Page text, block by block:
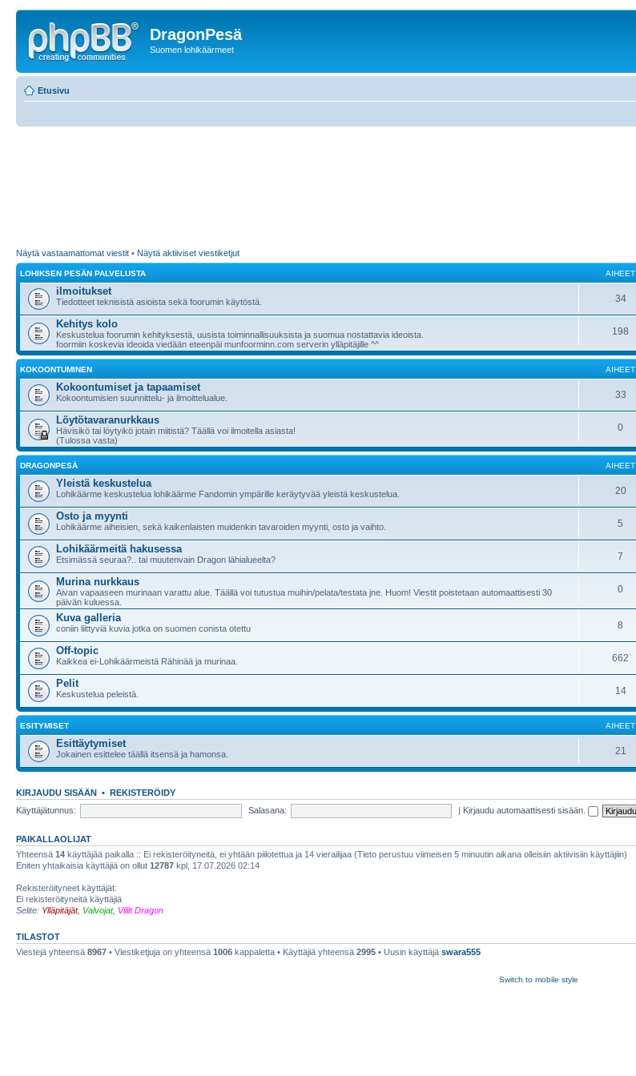
DragonPesä
Suomen lohikäärmeet
Etusivu
Näytä vastaamattomat viestit • Näytä aktiiviset viestiketjut
LOHIKSEN PESÄN PALVELUSTA AIHEET
ilmoitukset
Tiedotteet teknisistä asioista sekä foorumin käytöstä. 34
Kehitys kolo
Keskustelua foorumin kehityksestä, uusista toiminnallisuuksista ja suomua nostattavia ideoista.
foormiin koskevia ideoida viedään eteenpäi munfoorminn.com serverin ylläpitäjille ^^
198
KOKOONTUMINEN AIHEET
Kokoontumiset ja tapaamiset
Kokoontumisien suunnittelu- ja ilmoittelualue. 33
Löytötavaranurkkaus
Hävisikö tai löytyikö jotain miitistä? Täällä voi ilmoitella asiasta!
(Tulossa vasta)
0
DRAGONPESÄ AIHEET
Yleistä keskustelua
Lohikäärme keskustelua lohikäärme Fandomin ympärille keräytyvää yleistä keskustelua. 20
Osto ja myynti
Lohikäärme aiheisien, sekä kaikenlaisten muidenkin tavaroiden myynti, osto ja vaihto. 5
Lohikäärmeitä hakusessa
Etsimässä seuraa?.. tai muutenvain Dragon lähialueelta? 7
Murina nurkkaus
Aivan vapaaseen murinaan varattu alue. Täällä voi tutustua muihin/pelata/testata jne. Huom! Viestit poistetaan automaattisesti 30
päivän kuluessa.
0
Kuva galleria
coniin liittyviä kuvia jotka on suomen conista otettu 8
Off-topic
Kaikkea ei-Lohikäärmeistä Rähinää ja murinaa. 662
Pelit
Keskustelua peleistä. 14
ESITYMISET AIHEET
Esittäytymiset
Jokainen esittelee täällä itsensä ja hamonsa. 21
KIRJAUDU SISÄÄN • REKISTERÖIDY
Käyttäjätunnus:
Salasana: | Kirjaudu automaattisesti sisään.
PAIKALLAOLIJAT
Yhteensä 14 käyttäjää paikalla :: Ei rekisteröityneitä, ei yhtään piilotettua ja 14 vierailijaa (Tieto perustuu viimeisen 5 minuutin aikana olleisiin aktiivisiin käyttäjiin)
Eniten yhtaikaisia käyttäjiä on ollut 12787 kpl, 17.07.2026 02:14
Rekisteröityneet käyttäjät:
Ei rekisteröityneitä käyttäjiä
Selite: Ylläpitäjät, Valvojat, Villit Dragon
TILASTOT
Viestejä yhteensä 8967 • Viestiketjuja on yhteensä 1006 kappaletta • Käyttäjiä yhteensä 2995 • Uusin käyttäjä swara555
Switch to mobile style